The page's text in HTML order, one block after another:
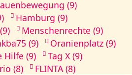
(9)
Hamburg (9)
Menschenrechte (9)
(9)
Oranienplatz (9)
Hilfe (9)
Tag X (9)
(8)
FLINTA (8)